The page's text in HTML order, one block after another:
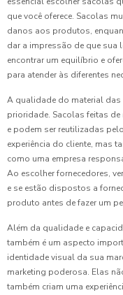
que você oferece. Sacolas
danos aos produtos,
dar a impressão de que sua
encontrar um equilíbrio e
para atender às diferentes
A qualidade do material
prioridade. Sacolas feitas
e podem ser reutilizadas
experiência do cliente, mas
como uma empresa
Ao escolher fornecedores,
e se estão dispostos a
produto antes de fazer um
Além da qualidade e
também é um aspecto
identidade visual da sua
marketing poderosa. Elas
também criam uma